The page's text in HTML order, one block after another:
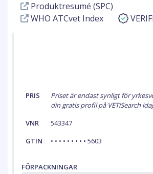
Produktresumé (SPC)
WHO ATCvet Index
PRIS
Priset är endast synligt för
din gratis profil på VETiSearch
VNR
543347
GTIN
• • • • • • • • • 5603
FÖRPACKNINGAR